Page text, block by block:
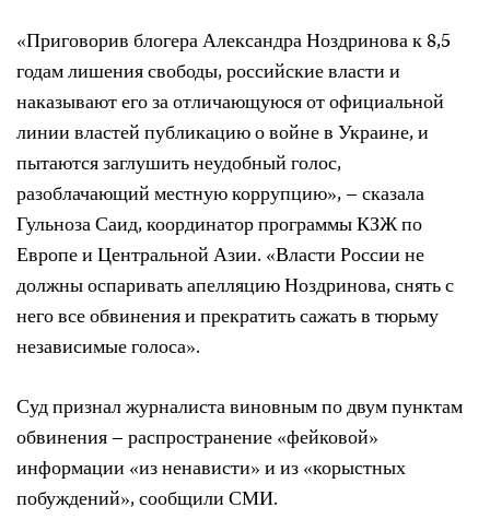
«Приговорив блогера Александра Ноздринова к 8,5
годам лишения свободы, российские власти и
наказывают его за отличающуюся от официальной
линии властей публикацию о войне в Украине, и
пытаются заглушить неудобный голос,
разоблачающий местную коррупцию», – сказала
Гульноза Саид, координатор программы КЗЖ по
Европе и Центральной Азии. «Власти России не
должны оспаривать апелляцию Ноздринова, снять с
него все обвинения и прекратить сажать в тюрьму
независимые голоса».
Суд признал журналиста виновным по двум пунктам
обвинения – распространение «фейковой»
информации «из ненависти» и из «корыстных
побуждений», сообщили СМИ.